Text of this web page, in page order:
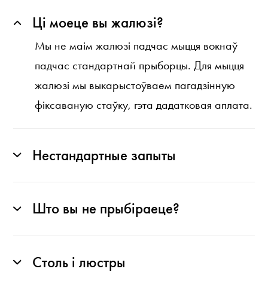
Ці моеце вы жалюзі?
Мы не маім жалюзі падчас мыцця вокнаў
падчас стандартнай прыборцы. Для мыцця
жалюзі мы выкарыстоўваем пагадзінную
фіксаваную стаўку, гэта дадатковая аплата.
Нестандартные запыты
Што вы не прыбіраеце?
Столь і люстры